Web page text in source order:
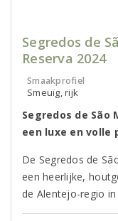
Segredos de
Reserva 2024
Smaakprofiel
Smeuïg, rijk
Segredos de São
een luxe en
De Segredos de
een heerlijke,
de Alentejo-regio